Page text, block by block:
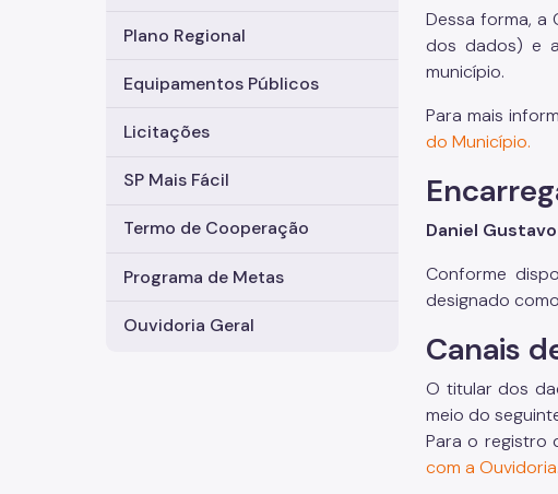
Plano Regional
Equipamentos Públicos
Licitações
SP Mais Fácil
Termo de Cooperação
Programa de Metas
Ouvidoria Geral
Dessa forma, a
dos dados) e
município.
Para mais
do Município.
Daniel
Conforme
designado
Canais
O titular dos
meio do
Para o registro
com a Ouvidoria